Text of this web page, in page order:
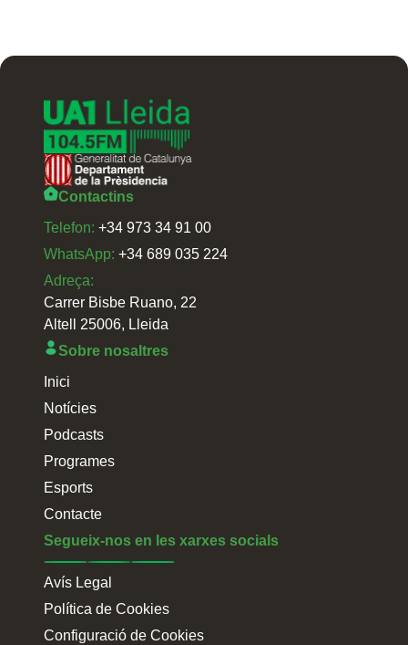
Contactins
Telefon: +34 973 34 91 00
WhatsApp: +34 689 035 224
Adreça:
Carrer Bisbe Ruano, 22
Altell 25006, Lleida
Sobre nosaltres
Inici
Notícies
Podcasts
Programes
Esports
Contacte
Segueix-nos en les xarxes socials
Avís Legal
Política de Cookies
Configuració de Cookies